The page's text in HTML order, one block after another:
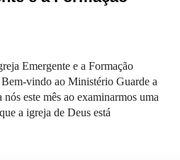
Emergente e a Formação
vindo ao Ministério Guarde a
este mês ao examinarmos uma
a igreja de Deus está